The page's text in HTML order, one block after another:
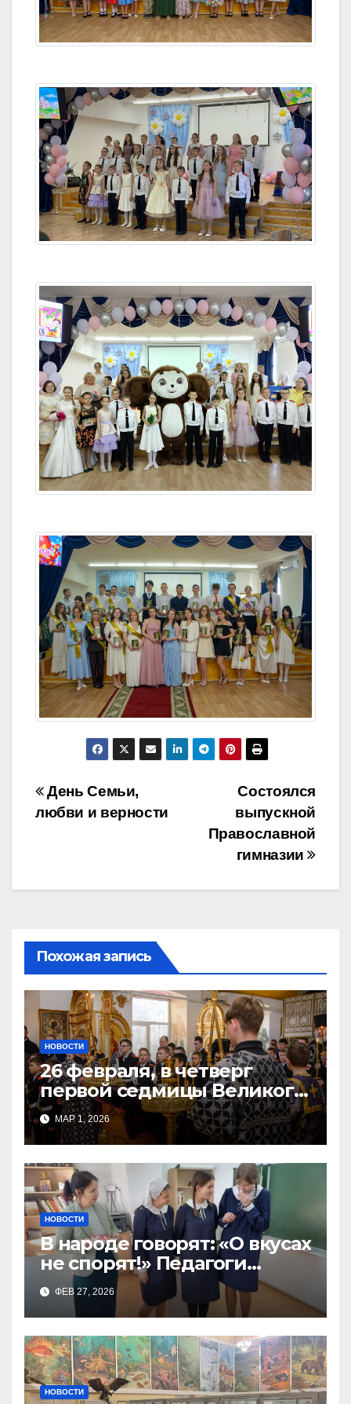
Навигация
Cостоялся
выпускной
Православной
гимназии
День Семьи,
любви и верности
Похожая запись
НОВОСТИ
26 февраля, в четверг
первой седмицы Великого
Поста, в Свято-Никольском
храме состоялось Великое
МАР 1, 2026
НОВОСТИ
В народе говорят: «О вкусах
не спорят!» Педагоги
поварского отделения
Тимченко О.О.
ФЕВ 27, 2026
НОВОСТИ